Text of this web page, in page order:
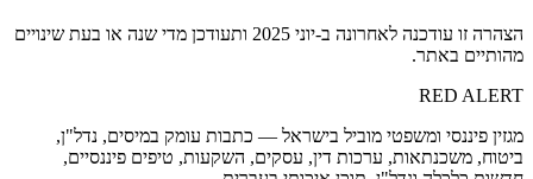
הצהרה זו עודכנה לאחרונה ב-יוני 2025
ותעודכן מדי שנה או בעת שינויים
מהותיים באתר.
RED ALERT
מגזין פיננסי ומשפטי מוביל בישראל — כתבות עומק במיסים, נדל"ן,
ביטוח, משכנתאות, ערכות דין, עסקים, השקעות, טיפים פיננסיים,